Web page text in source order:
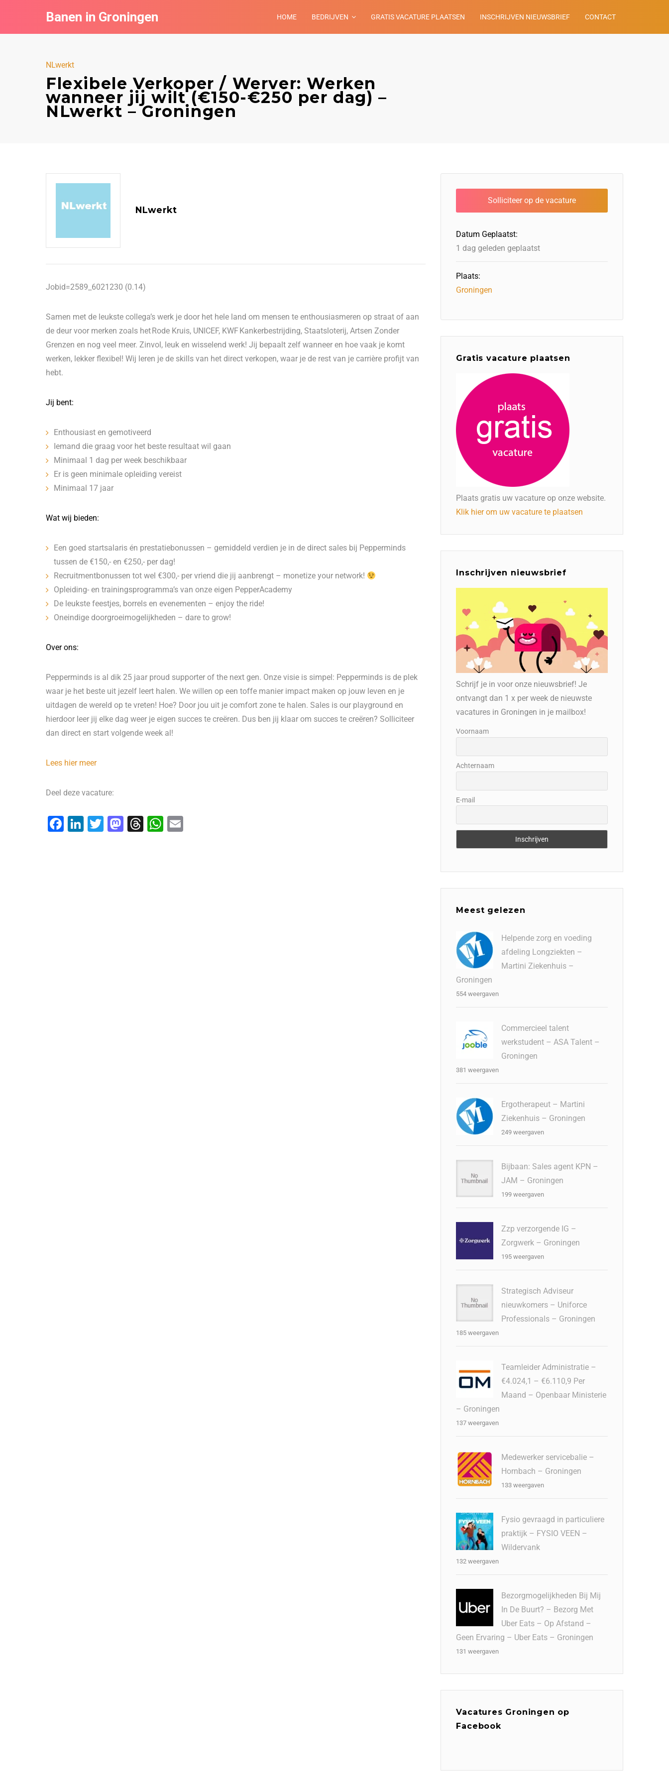
Banen in Groningen HOME BEDRIJVEN GRATIS VACATURE PLAATSEN INSCHRIJVEN NIEUWSBRIEF CONTACT
NLwerkt
Flexibele Verkoper / Werver: Werken
wanneer jij wilt (€150-€250 per dag) –
NLwerkt – Groningen
NLwerkt
Jobid=2589_6021230 (0.14)
Samen met de leukste collega’s werk je door het hele land om mensen te enthousiasmeren op straat of aan
de deur voor merken zoals het Rode Kruis, UNICEF, KWF Kankerbestrijding, Staatsloterij, Artsen Zonder
Grenzen en nog veel meer. Zinvol, leuk en wisselend werk! Jij bepaalt zelf wanneer en hoe vaak je komt
werken, lekker flexibel! Wij leren je de skills van het direct verkopen, waar je de rest van je carrière profijt van
hebt.
Jij bent:
Enthousiast en gemotiveerd
Iemand die graag voor het beste resultaat wil gaan
Minimaal 1 dag per week beschikbaar
Er is geen minimale opleiding vereist
Minimaal 17 jaar
Wat wij bieden:
Een goed startsalaris én prestatiebonussen – gemiddeld verdien je in de direct sales bij Pepperminds
tussen de €150,- en €250,- per dag!
Recruitmentbonussen tot wel €300,- per vriend die jij aanbrengt – monetize your network!
Opleiding- en trainingsprogramma’s van onze eigen PepperAcademy
De leukste feestjes, borrels en evenementen – enjoy the ride!
Oneindige doorgroeimogelijkheden – dare to grow!
Over ons:
Pepperminds is al dik 25 jaar proud supporter of the next gen. Onze visie is simpel: Pepperminds is de plek
waar je het beste uit jezelf leert halen. We willen op een toffe manier impact maken op jouw leven en je
uitdagen de wereld op te vreten! Hoe? Door jou uit je comfort zone te halen. Sales is our playground en
hierdoor leer jij elke dag weer je eigen succes te creëren. Dus ben jij klaar om succes te creëren? Solliciteer
dan direct en start volgende week al!
Lees hier meer
Deel deze vacature:
F
Li
T
M T
W
Datum Geplaatst:
1 dag geleden geplaatst
Plaats:
Groningen
Gratis vacature plaatsen
Plaats gratis uw vacature op onze website.
Klik hier om uw vacature te plaatsen
Inschrijven nieuwsbrief
Schrijf je in voor onze nieuwsbrief! Je
ontvangt dan 1 x per week de nieuwste
vacatures in Groningen in je mailbox!
Voornaam
Achternaam
E-mail
Meest gelezen
Helpende zorg en voeding
afdeling Longziekten –
Martini Ziekenhuis –
Groningen
554 weergaven
Commercieel talent
werkstudent – ASA Talent –
Groningen
381 weergaven
Ergotherapeut – Martini
Ziekenhuis – Groningen
249 weergaven
Bijbaan: Sales agent KPN –
JAM – Groningen
199 weergaven
Zzp verzorgende IG –
Zorgwerk – Groningen
195 weergaven
Strategisch Adviseur
nieuwkomers – Uniforce
Professionals – Groningen
185 weergaven
Teamleider Administratie –
€4.024,1 – €6.110,9 Per
Maand – Openbaar Ministerie
– Groningen
137 weergaven
Medewerker servicebalie –
Hornbach – Groningen
133 weergaven
Fysio gevraagd in particuliere
praktijk – FYSIO VEEN –
Wildervank
132 weergaven
Bezorgmogelijkheden Bij Mij
In De Buurt? – Bezorg Met
Uber Eats – Op Afstand –
Geen Ervaring – Uber Eats – Groningen
131 weergaven
Vacatures Groningen op
Facebook